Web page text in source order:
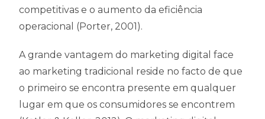
competitivas e o aumento da eficiência
operacional (Porter, 2001).
A grande vantagem do marketing digital face
ao marketing tradicional reside no facto de que
o primeiro se encontra presente em qualquer
lugar em que os consumidores se encontrem